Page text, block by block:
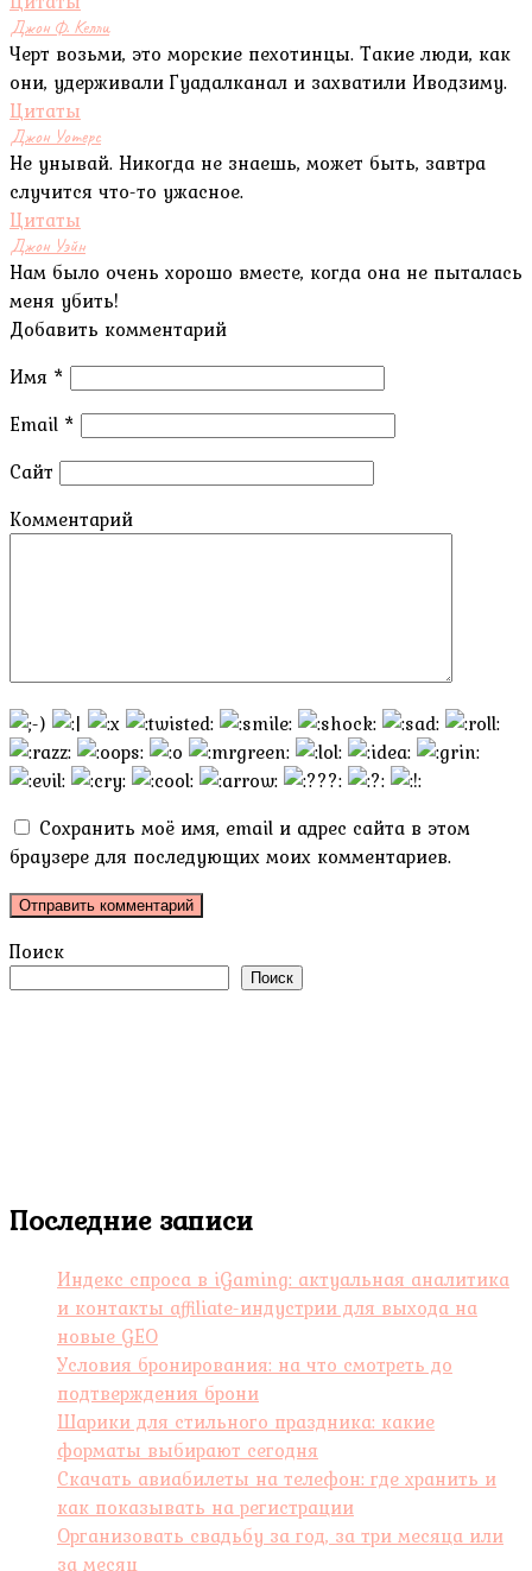
Джон Ф. Келли
Черт возьми, это морские пехотинцы. Такие люди, как
они, удерживали Гуадалканал и захватили Иводзиму.
Цитаты
Джон Уотерс
Не унывай. Никогда не знаешь, может быть, завтра
случится что-то ужасное.
Цитаты
Джон Уэйн
Нам было очень хорошо вместе, когда она не пыталась
меня убить!
Добавить комментарий
Имя *
Email *
Сайт
Комментарий
Сохранить моё имя, email и адрес сайта в этом
браузере для последующих моих комментариев.
Поиск
Поиск
Последние записи
Индекс спроса в iGaming: актуальная аналитика
и контакты affiliate-индустрии для выхода на
новые GEO
Условия бронирования: на что смотреть до
подтверждения брони
Шарики для стильного праздника: какие
форматы выбирают сегодня
Скачать авиабилеты на телефон: где хранить и
как показывать на регистрации
Организовать свадьбу за год, за три месяца или
за месяц